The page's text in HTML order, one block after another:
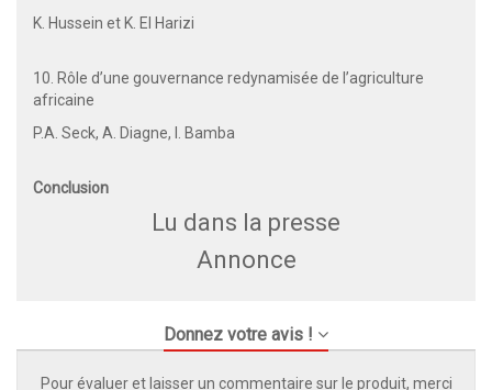
K. Hussein et K. El Harizi
10. Rôle d’une gouvernance redynamisée de l’agriculture
africaine
P.A. Seck, A. Diagne, I. Bamba
Conclusion
Lu dans la presse
Annonce
Donnez votre avis !
Pour évaluer et laisser un commentaire sur le produit, merci